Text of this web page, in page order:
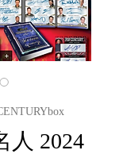
人 2024